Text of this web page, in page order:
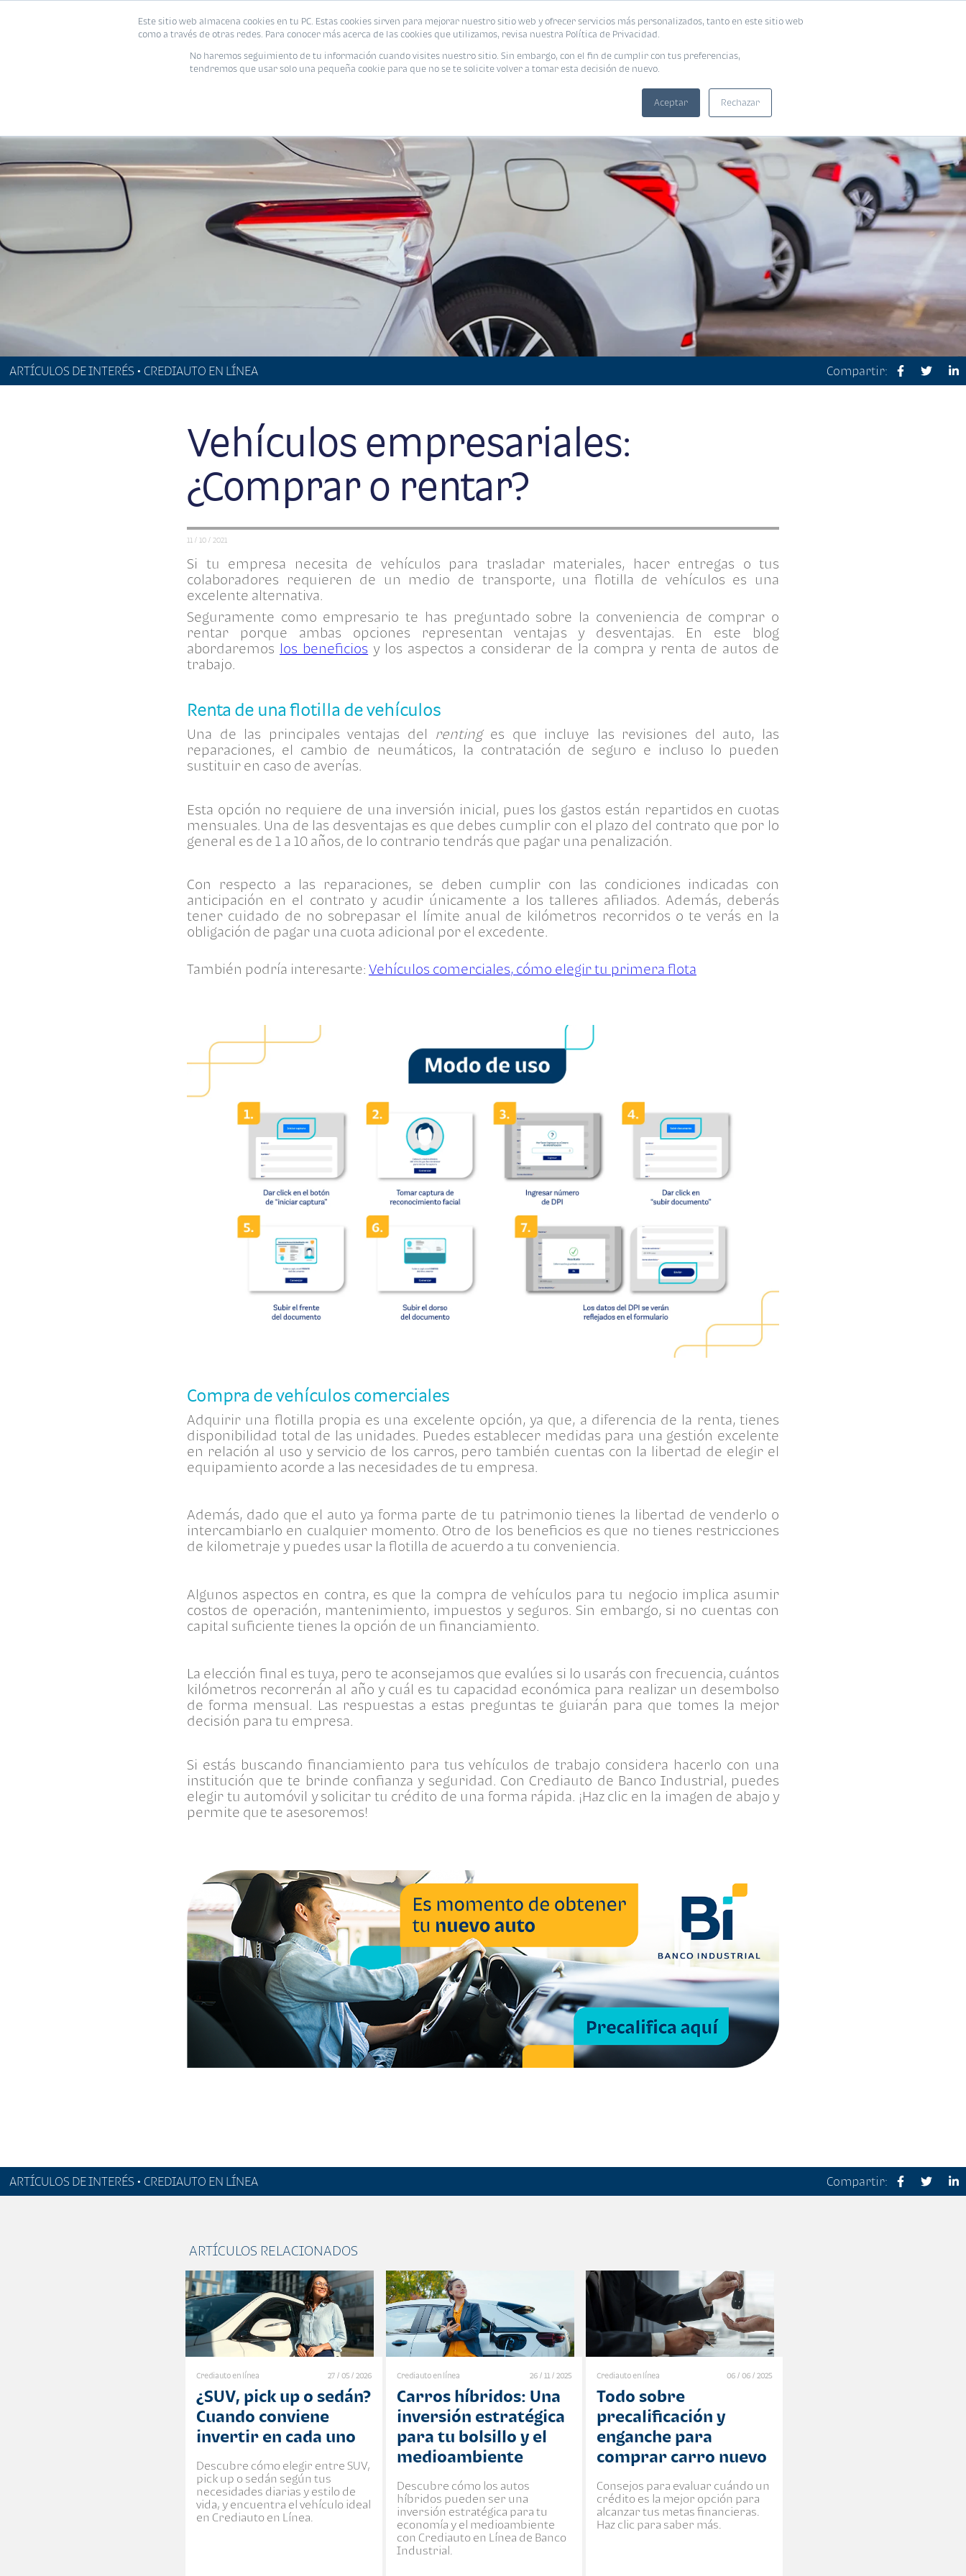
Este sitio web almacena cookies en tu PC. Estas cookies sirven para mejorar nuestro sitio web y ofrecer servicios más personalizados, tanto en este sitio web
como a través de otras redes. Para conocer más acerca de las cookies que utilizamos, revisa nuestra Política de Privacidad.
No haremos seguimiento de tu información cuando visites nuestro sitio. Sin embargo, con el fin de cumplir con tus preferencias,
tendremos que usar solo una pequeña cookie para que no se te solicite volver a tomar esta decisión de nuevo.
Aceptar Rechazar
PROMOCIONES CALCULADORAS EBOOKS
ARTÍCULOS DE INTERÉS • CREDIAUTO EN LÍNEA Compartir:
Vehículos empresariales:
¿Comprar o rentar?
11 / 10 / 2021
Si tu empresa necesita de vehículos para trasladar materiales, hacer entregas o tus
colaboradores requieren de un medio de transporte, una flotilla de vehículos es una
excelente alternativa.
Seguramente como empresario te has preguntado sobre la conveniencia de comprar o
rentar porque ambas opciones representan ventajas y desventajas. En este blog
abordaremos los beneficios y los aspectos a considerar de la compra y renta de autos de
trabajo.
Renta de una flotilla de vehículos
Una de las principales ventajas del rentinges que incluye las revisiones del auto, las
reparaciones, el cambio de neumáticos, la contratación de seguro e incluso lo pueden
sustituir en caso de averías.
Esta opción no requiere de una inversión inicial, pues los gastos están repartidos en cuotas
mensuales. Una de las desventajas es que debes cumplir con el plazo del contrato que por lo
general es de 1 a 10 años, de lo contrario tendrás que pagar una penalización.
Con respecto a las reparaciones, se deben cumplir con las condiciones indicadas con
anticipación en el contrato y acudir únicamente a los talleres afiliados. Además, deberás
tener cuidado de no sobrepasar el límite anual de kilómetros recorridos o te verás en la
obligación de pagar una cuota adicional por el excedente.
También podría interesarte: Vehículos comerciales, cómo elegir tu primera flota
Compra de vehículos comerciales
Adquirir una flotilla propia es una excelente opción, ya que, a diferencia de la renta, tienes
disponibilidad total de las unidades. Puedes establecer medidas para una gestión excelente
en relación al uso y servicio de los carros, pero también cuentas con la libertad de elegir el
equipamiento acorde a las necesidades de tu empresa.
Además, dado que el auto ya forma parte de tu patrimonio tienes la libertad de venderlo o
intercambiarlo en cualquier momento. Otro de los beneficios es que no tienes restricciones
de kilometraje y puedes usar la flotilla de acuerdo a tu conveniencia.
Algunos aspectos en contra, es que la compra de vehículos para tu negocio implica asumir
costos de operación, mantenimiento, impuestos y seguros. Sin embargo, si no cuentas con
capital suficiente tienes la opción de un financiamiento.
La elección final es tuya, pero te aconsejamos que evalúes si lo usarás con frecuencia, cuántos
kilómetros recorrerán al año y cuál es tu capacidad económica para realizar un desembolso
de forma mensual. Las respuestas a estas preguntas te guiarán para que tomes la mejor
decisión para tu empresa.
Si estás buscando financiamiento para tus vehículos de trabajo considera hacerlo con una
institución que te brinde confianza y seguridad. Con Crediauto de Banco Industrial, puedes
elegir tu automóvil y solicitar tu crédito de una forma rápida. ¡Haz clic en la imagen de abajo y
permite que te asesoremos!
ARTÍCULOS DE INTERÉS • CREDIAUTO EN LÍNEA Compartir:
ARTÍCULOS RELACIONADOS
Crediauto en línea 27 / 05 / 2026
¿SUV, pick up o sedán?
Cuando conviene
invertir en cada uno
Descubre cómo elegir entre SUV,
pick up o sedán según tus
necesidades diarias y estilo de
vida, y encuentra el vehículo ideal
en Crediauto en Línea.
Crediauto en línea 26 / 11 / 2025
Carros híbridos: Una
inversión estratégica
para tu bolsillo y el
medioambiente
Descubre cómo los autos
híbridos pueden ser una
inversión estratégica para tu
economía y el medioambiente
con Crediauto en Línea de Banco
Industrial.
Crediauto en línea 06 / 06 / 2025
Todo sobre
precalificación y
enganche para
comprar carro nuevo
Consejos para evaluar cuándo un
crédito es la mejor opción para
alcanzar tus metas financieras.
Haz clic para saber más.